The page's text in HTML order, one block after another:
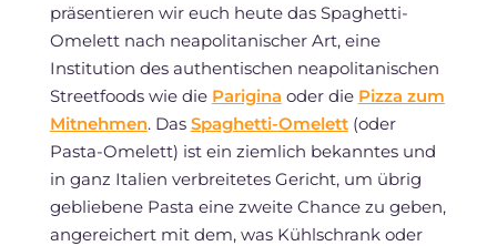
präsentieren wir euch heute das Spaghetti-
Omelett nach neapolitanischer Art, eine
Institution des authentischen neapolitanischen
Streetfoods wie die Parigina oder die Pizza zum
Mitnehmen. Das Spaghetti-Omelett(oder
Pasta-Omelett) ist ein ziemlich bekanntes und
in ganz Italien verbreitetes Gericht, um übrig
gebliebene Pasta eine zweite Chance zu geben,
angereichert mit dem, was Kühlschrank oder